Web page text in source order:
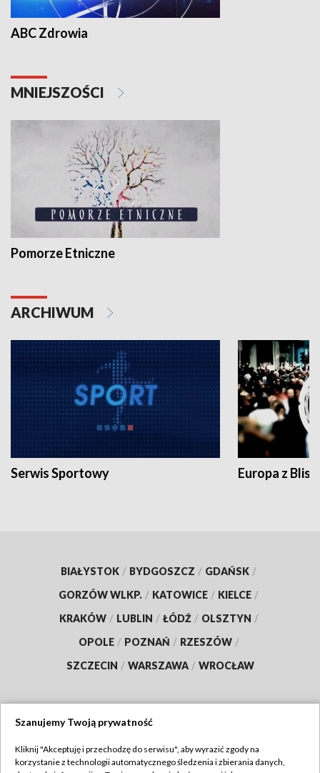
ABC Zdrowia
MNIEJSZOŚCI
Pomorze Etniczne
ARCHIWUM
Serwis Sportowy Europa z
BIAŁYSTOK / BYDGOSZCZ / GDAŃSK /
GORZÓW WLKP. / KATOWICE / KIELCE /
KRAKÓW / LUBLIN / ŁÓDŹ / OLSZTYN /
OPOLE / POZNAŃ / RZESZÓW /
SZCZECIN / WARSZAWA / WROCŁAW
TVP
Szanujemy Twoją prywatność
Kliknij "Akceptuję i przechodzę do serwisu", aby wyrazić zgody na
korzystanie z technologii automatycznego śledzenia i zbierania danych,